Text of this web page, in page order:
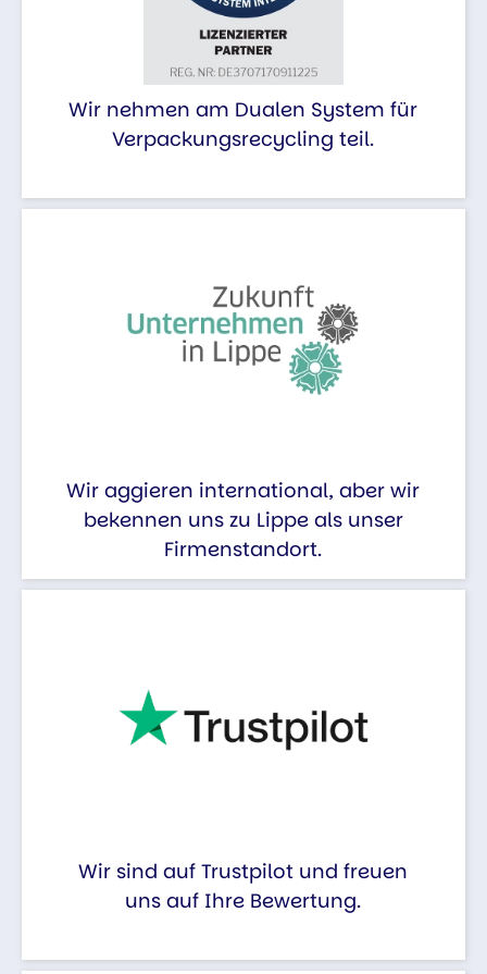
Wir nehmen am Dualen System für
Verpackungsrecycling teil.
Wir aggieren international, aber wir
bekennen uns zu Lippe als unser
Firmenstandort.
Wir sind auf Trustpilot und freuen
uns auf Ihre Bewertung.